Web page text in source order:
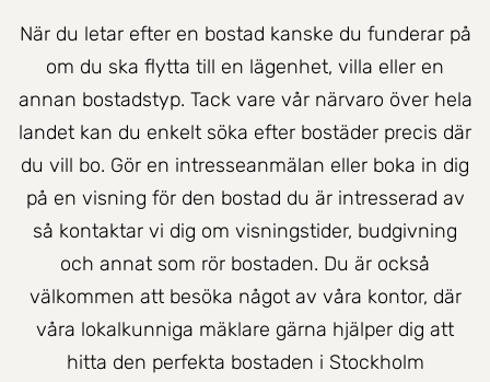
När du letar efter en bostad kanske du funderar på
om du ska flytta till en lägenhet, villa eller en
annan bostadstyp. Tack vare vår närvaro över hela
landet kan du enkelt söka efter bostäder precis där
du vill bo. Gör en intresseanmälan eller boka in dig
på en visning för den bostad du är intresserad av
så kontaktar vi dig om visningstider, budgivning
och annat som rör bostaden. Du är också
välkommen att besöka något av våra kontor, där
våra lokalkunniga mäklare gärna hjälper dig att
hitta den perfekta bostaden i Stockholm